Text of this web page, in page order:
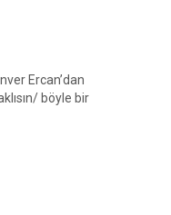
Ercan’dan
böyle bir